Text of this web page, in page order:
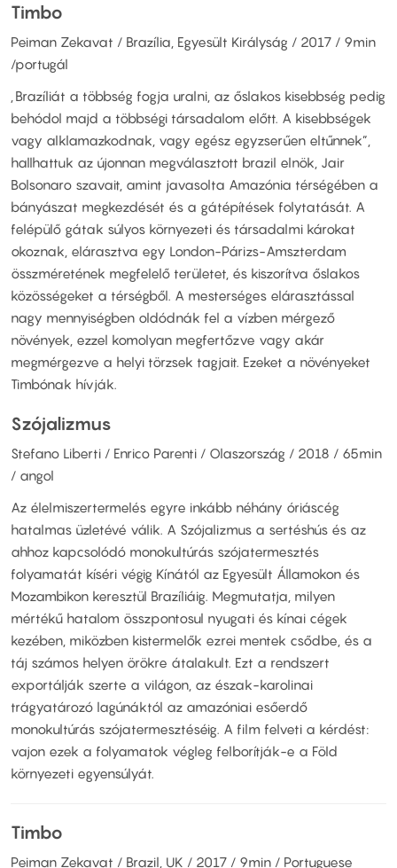
Timbo
Peiman Zekavat / Brazília, Egyesült Királyság / 2017 / 9min
/portugál
„Brazíliát a többség fogja uralni, az őslakos kisebbség pedig
behódol majd a többségi társadalom előtt. A kisebbségek
vagy alklamazkodnak, vagy egész egyzserűen eltűnnek”,
hallhattuk az újonnan megválasztott brazil elnök, Jair
Bolsonaro szavait, amint javasolta Amazónia térségében a
bányászat megkezdését és a gátépítések folytatását. A
felépülő gátak súlyos környezeti és társadalmi károkat
okoznak, elárasztva egy London-Párizs-Amszterdam
összméretének megfelelő területet, és kiszorítva őslakos
közösségeket a térségből. A mesterséges elárasztással
nagy mennyiségben oldódnák fel a vízben mérgező
növények, ezzel komolyan megfertőzve vagy akár
megmérgezve a helyi törzsek tagjait. Ezeket a növényeket
Timbónak hívják.
Szójalizmus
Stefano Liberti / Enrico Parenti / Olaszország / 2018 / 65min
/ angol
Az élelmiszertermelés egyre inkább néhány óriáscég
hatalmas üzletévé válik. A Szójalizmus a sertéshús és az
ahhoz kapcsolódó monokultúrás szójatermesztés
folyamatát kíséri végig Kínától az Egyesült Államokon és
Mozambikon keresztül Brazíliáig. Megmutatja, milyen
mértékű hatalom összpontosul nyugati és kínai cégek
kezében, miközben kistermelők ezrei mentek csődbe, és a
táj számos helyen örökre átalakult. Ezt a rendszert
exportálják szerte a világon, az észak-karolinai
trágyatározó lagúnáktól az amazóniai esőerdő
monokultúrás szójatermesztéséig. A film felveti a kérdést:
vajon ezek a folyamatok végleg felborítják-e a Föld
környezeti egyensúlyát.
Timbo
Peiman Zekavat / Brazil, UK / 2017 / 9min / Portuguese